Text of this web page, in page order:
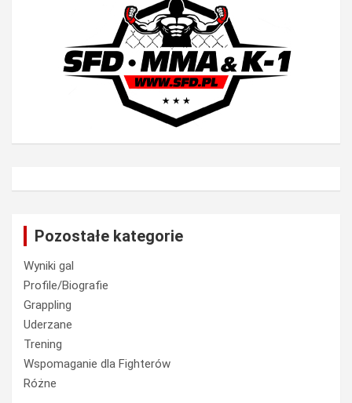
Pozostałe kategorie
Wyniki gal
Profile/Biografie
Grappling
Uderzane
Trening
Wspomaganie dla Fighterów
Różne